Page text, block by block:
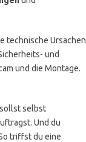
technische Ursachen
und
und die Montage.
sollst selbst
Und du
triffst du eine